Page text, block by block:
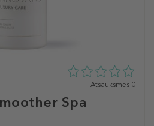
Spa
0
Atsauksmes 0